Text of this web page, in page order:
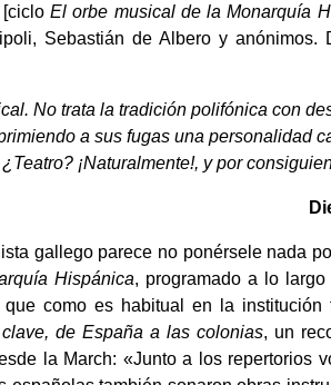
El orbe musical de la Monarquía
Sebastián de Albero y anónimos.
No trata la tradición polifónica con
a sus fugas una personalidad
¿Teatro? ¡Naturalmente!, y por
gallego parece no ponérsele nada
Hispánica, programado a lo largo
que como es habitual en la institución
de España a las colonias, un
la March: «Junto a los repertorios